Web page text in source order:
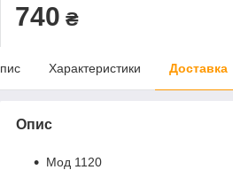
740 ₴
Характеристики Доставка
Опис
Мод 1120